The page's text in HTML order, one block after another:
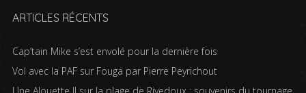
ARTICLES RÉCENTS
Cap’tain Mike s’est envolé pour la dernière fois
Vol avec la PAF sur Fouga par Pierre Peyrichout